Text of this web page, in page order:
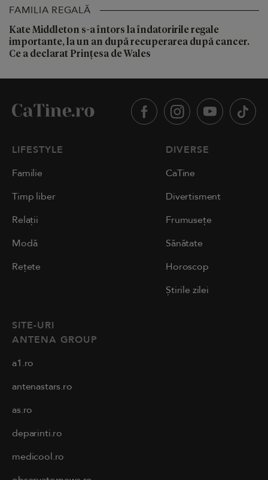
FAMILIA REGALĂ
Kate Middleton s-a întors la îndatoririle regale
importante, la un an după recuperarea după cancer.
Ce a declarat Prințesa de Wales
LIFESTYLE
Familie
Timp liber
Relații
Modă
Rețete
DIVERSE
CaTine
Divertisment
Frumusețe
Sănătate
Horoscop
Știrile zilei
SITE-URI
ANTENA GROUP
a1.ro
antenastars.ro
as.ro
deparinti.ro
medicool.ro